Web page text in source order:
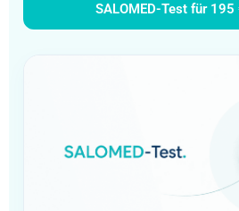
SALOMED-Test für